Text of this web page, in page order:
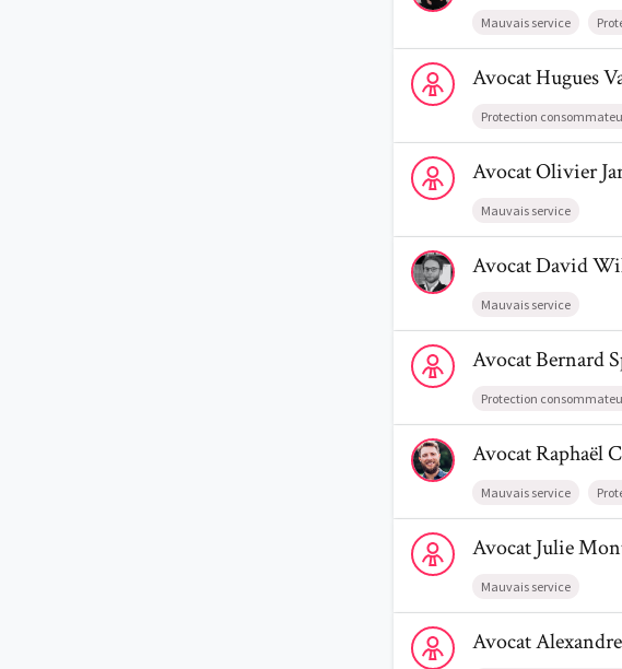
Mauvais service
Voir le profil de AvocatHugues
AvocatHugues
Protection
Voir le profil de AvocatOlivier
AvocatOlivier
Mauvais service
Voir le profil de AvocatDavid
AvocatDavid
Mauvais service
Voir le profil de AvocatBernard
AvocatBernard
Protection
Voir le profil de AvocatRaphaël
AvocatRaphaël
Mauvais service
Voir le profil de AvocatJulie
AvocatJulie
Mauvais service
Voir le profil de
AvocatAlexandre